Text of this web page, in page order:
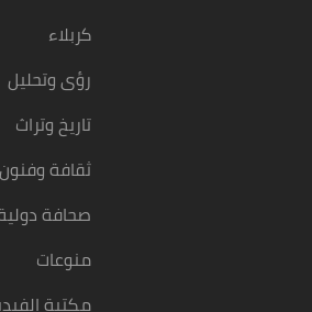
كربلاء
رؤى وتحليل
تاريخ وتراث
ثقافة وفنون
صحافة
منوعات
مكتبة